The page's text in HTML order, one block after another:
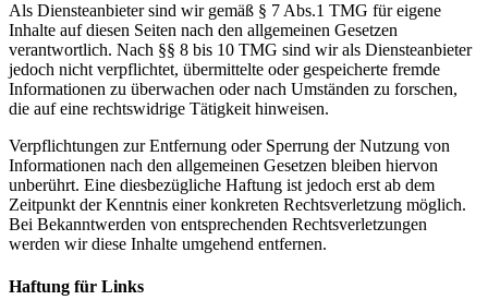
Als Diensteanbieter sind wir gemäß § 7 Abs.1 TMG für eigene
Inhalte auf diesen Seiten nach den allgemeinen Gesetzen
verantwortlich. Nach §§ 8 bis 10 TMG sind wir als Diensteanbieter
jedoch nicht verpflichtet, übermittelte oder gespeicherte fremde
Informationen zu überwachen oder nach Umständen zu forschen,
die auf eine rechtswidrige Tätigkeit hinweisen.
Verpflichtungen zur Entfernung oder Sperrung der Nutzung von
Informationen nach den allgemeinen Gesetzen bleiben hiervon
unberührt. Eine diesbezügliche Haftung ist jedoch erst ab dem
Zeitpunkt der Kenntnis einer konkreten Rechtsverletzung möglich.
Bei Bekanntwerden von entsprechenden Rechtsverletzungen
werden wir diese Inhalte umgehend entfernen.
Haftung für Links